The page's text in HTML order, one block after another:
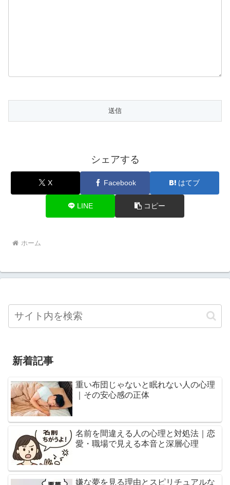
シェアする
X Facebook はてブ
LINE コピー
ホーム
新着記事
重い布団じゃないと眠れない人の心理
｜その安心感の正体
名前を間違える人の心理と対処法｜恋
愛・職場で見える本音と深層心理
嫌な夢を見る理由とスピリチュアルな